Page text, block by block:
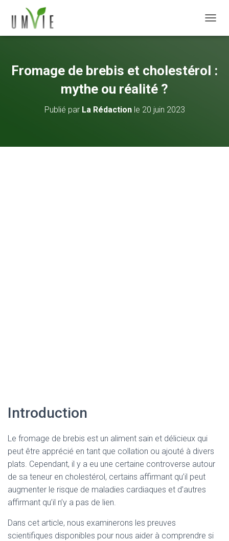
Fromage de brebis et cholestérol :
mythe ou réalité ?
Publié par La Rédactionle 20 juin 2023
Introduction
Le fromage de brebis est un aliment sain et délicieux qui
peut être apprécié en tant que collation ou ajouté à divers
plats. Cependant, il y a eu une certaine controverse autour
de sa teneur en cholestérol, certains affirmant qu’il peut
augmenter le risque de maladies cardiaques et d’autres
affirmant qu’il n’y a pas de lien.
Dans cet article, nous examinerons les preuves
scientifiques disponibles pour nous aider à comprendre si